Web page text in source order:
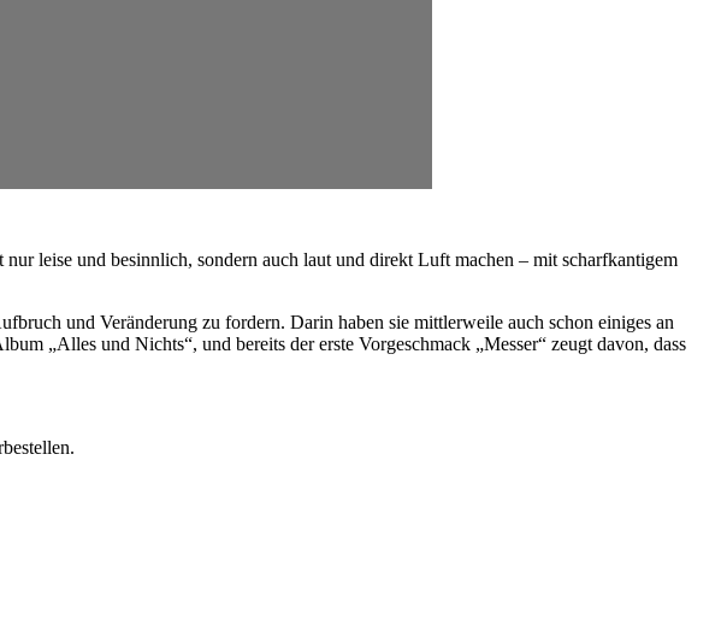
leise und besinnlich, sondern auch laut und direkt Luft machen – mit scharfkantigem
und Veränderung zu fordern. Darin haben sie mittlerweile auch schon einiges an
„Alles und Nichts“, und bereits der erste Vorgeschmack „Messer“ zeugt davon, dass